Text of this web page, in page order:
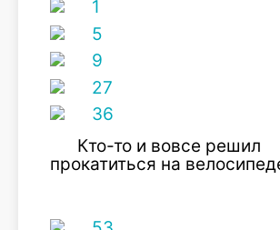
Кто-то и вовсе решил
прокатиться на